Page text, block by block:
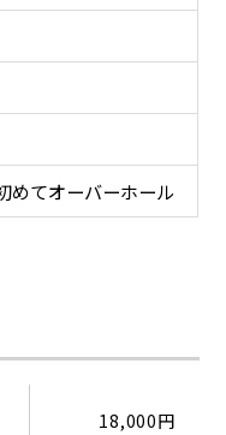
る
る
)
る
めてオーバーホール
18,000円